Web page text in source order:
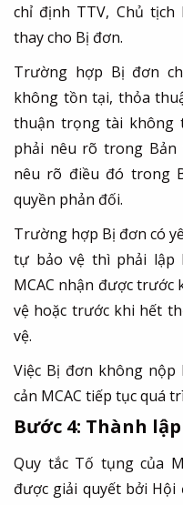
chỉ định TTV, Chủ tịch
thay cho Bị đơn.
Trường hợp Bị đơn
không tồn tại, thỏa
thuận trọng tài không
phải nêu rõ trong
nêu rõ điều đó trong
quyền phản đối.
Trường hợp Bị đơn có
tự bảo vệ thì phải lập
MCAC nhận được
vệ hoặc trước khi hết
vệ.
Việc Bị đơn không
cản MCAC tiếp tục quá
Bước 4: Thành
Quy tắc Tố tụng của
được giải quyết bởi